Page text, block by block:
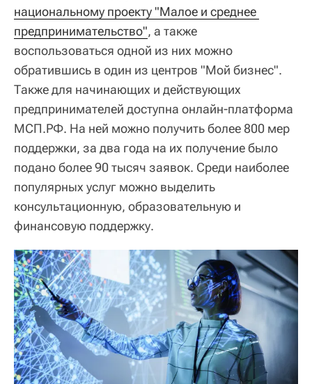
национальному проекту "Малое и среднее
предпринимательство", а также
воспользоваться одной из них можно
обратившись в один из центров "Мой бизнес".
Также для начинающих и действующих
предпринимателей доступна онлайн-платформа
МСП.РФ. На ней можно получить более 800 мер
поддержки, за два года на их получение было
подано более 90 тысяч заявок. Среди наиболее
популярных услуг можно выделить
консультационную, образовательную и
финансовую поддержку.